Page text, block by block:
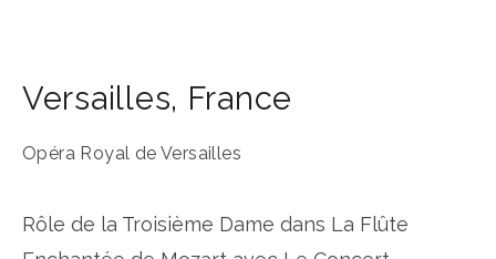
Versailles, France
Opéra Royal de Versailles
Rôle de la Troisième Dame dans La Flûte